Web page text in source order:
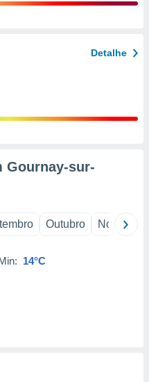
Detalhe
Gournay-sur-
Outubro Novembro
14°C